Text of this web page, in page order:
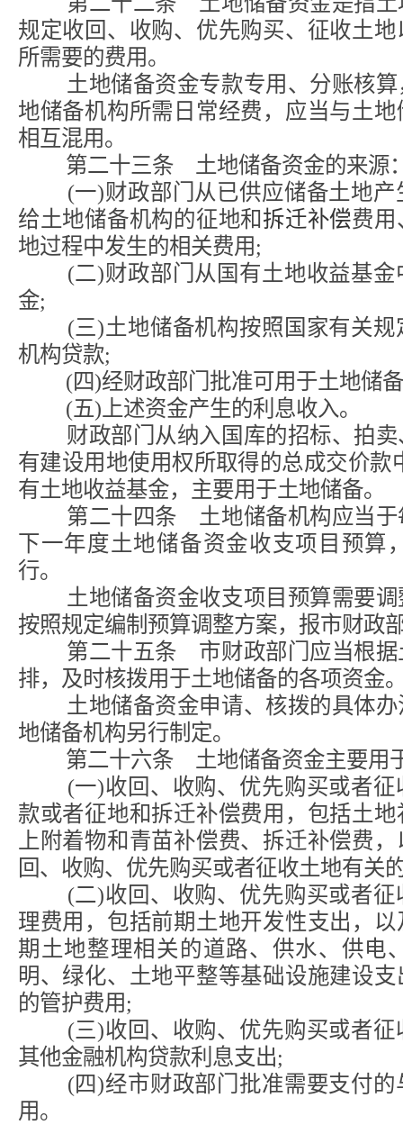
规定收回、收购、优先购买、征收土
所需要的费用。
土地储备资金专款专用、分账核算
地储备机构所需日常经费，应当与土
相互混用。
第二十三条 土地储备资金的来源
(一)财政部门从已供应储备土地产
给土地储备机构的征地和拆迁补偿费用
地过程中发生的相关费用;
(二)财政部门从国有土地收益基金
金;
(三)土地储备机构按照国家有关规
机构贷款;
(四)经财政部门批准可用于土地储
(五)上述资金产生的利息收入。
财政部门从纳入国库的招标、拍卖
有建设用地使用权所取得的总成交价款
有土地收益基金，主要用于土地储备。
第二十四条 土地储备机构应当于
下一年度土地储备资金收支项目预算
行。
土地储备资金收支项目预算需要调
按照规定编制预算调整方案，报市财政
第二十五条 市财政部门应当根据
排，及时核拨用于土地储备的各项资金
土地储备资金申请、核拨的具体办
地储备机构另行制定。
第二十六条 土地储备资金主要用
(一)收回、收购、优先购买或者征
款或者征地和拆迁补偿费用，包括土
上附着物和青苗补偿费、拆迁补偿费
回、收购、优先购买或者征收土地有关
(二)收回、收购、优先购买或者征
理费用，包括前期土地开发性支出，
期土地整理相关的道路、供水、供电
明、绿化、土地平整等基础设施建设
的管护费用;
(三)收回、收购、优先购买或者征
其他金融机构贷款利息支出;
(四)经市财政部门批准需要支付的
用。